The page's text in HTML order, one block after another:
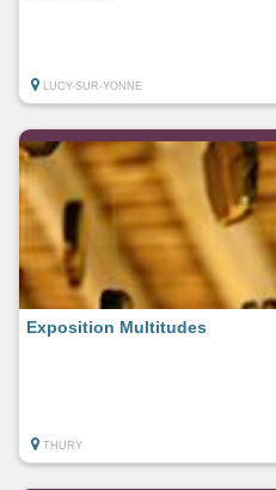
LUCY-SUR-YONNE
Exposition Multitudes
THURY